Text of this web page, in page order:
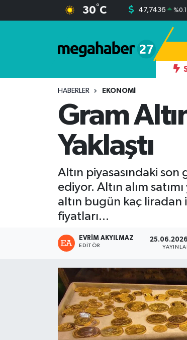
30°C 47,7436 %
AHMET
HABERLER EKONOMI
Gram
Yaklaştı
Altın piyasasındaki
ediyor. Altın alım
altın bugün kaç liradan
fiyatları...
EVRIM AKYILMAZ
EDITÖR
Süper Lig Puan Durumu ve Fikstür
Tüm Manşetler
Son Dakika Haberleri
Haber Arşivi